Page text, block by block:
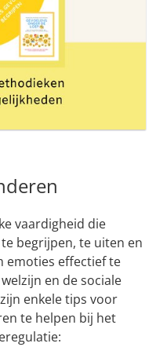
vaardigheid die
begrijpen, te uiten en
emoties effectief te
en de sociale
enkele tips voor
te helpen bij het